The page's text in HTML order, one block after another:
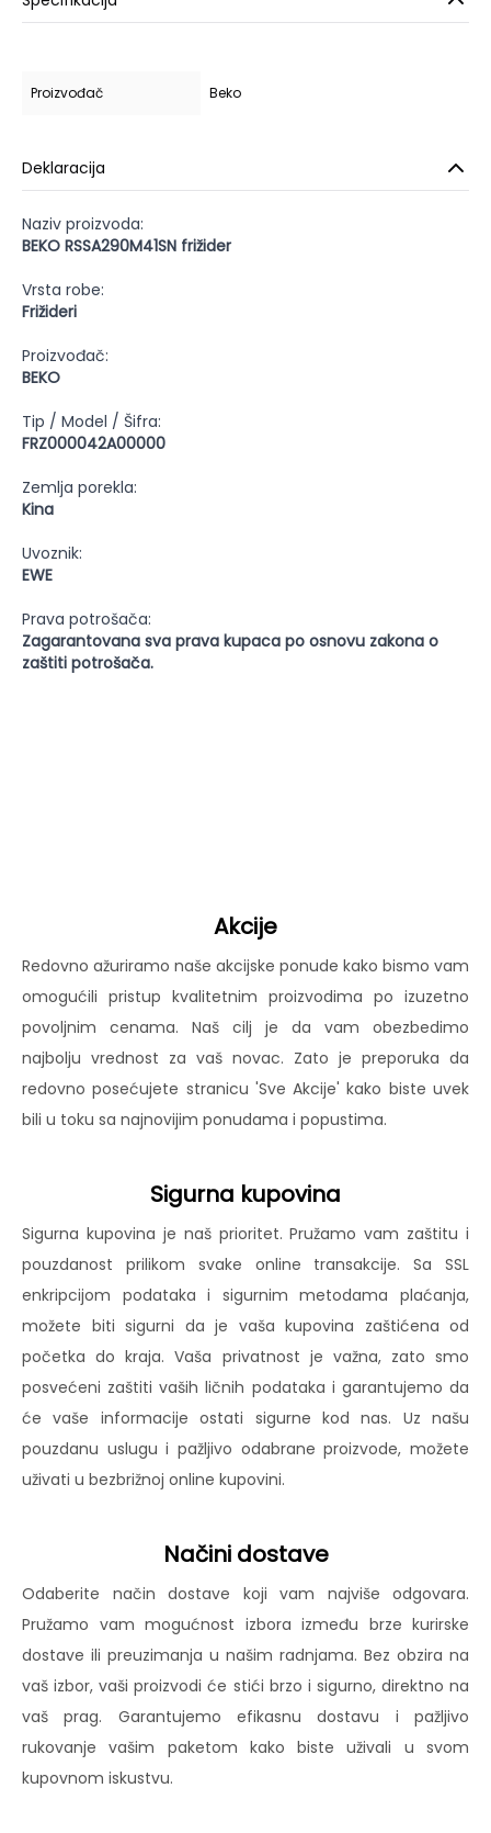
Proizvođač Beko
Deklaracija
Naziv proizvoda:
BEKO RSSA290M41SN frižider
Vrsta robe:
Frižideri
Proizvođač:
BEKO
Tip / Model / Šifra:
FRZ000042A00000
Zemlja porekla:
Kina
Uvoznik:
EWE
Prava potrošača:
Zagarantovana sva prava kupaca po osnovu zakona o
zaštiti potrošača.
Akcije
Redovno ažuriramo naše akcijske ponude kako bismo vam
omogućili pristup kvalitetnim proizvodima po izuzetno
povoljnim cenama. Naš cilj je da vam obezbedimo
najbolju vrednost za vaš novac. Zato je preporuka da
redovno posećujete stranicu 'Sve Akcije' kako biste uvek
bili u toku sa najnovijim ponudama i popustima.
Sigurna kupovina
Sigurna kupovina je naš prioritet. Pružamo vam zaštitu i
pouzdanost prilikom svake online transakcije. Sa SSL
enkripcijom podataka i sigurnim metodama plaćanja,
možete biti sigurni da je vaša kupovina zaštićena od
početka do kraja. Vaša privatnost je važna, zato smo
posvećeni zaštiti vaših ličnih podataka i garantujemo da
će vaše informacije ostati sigurne kod nas. Uz našu
pouzdanu uslugu i pažljivo odabrane proizvode, možete
uživati u bezbrižnoj online kupovini.
Načini dostave
Odaberite način dostave koji vam najviše odgovara.
Pružamo vam mogućnost izbora između brze kurirske
dostave ili preuzimanja u našim radnjama. Bez obzira na
vaš izbor, vaši proizvodi će stići brzo i sigurno, direktno na
vaš prag. Garantujemo efikasnu dostavu i pažljivo
rukovanje vašim paketom kako biste uživali u svom
kupovnom iskustvu.